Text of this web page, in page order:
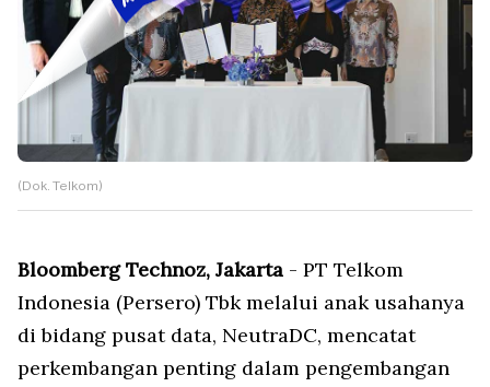
(Dok. Telkom)
Bloomberg Technoz, Jakarta - PT Telkom
Indonesia (Persero) Tbk melalui anak usahanya
di bidang pusat data, NeutraDC, mencatat
perkembangan penting dalam pengembangan